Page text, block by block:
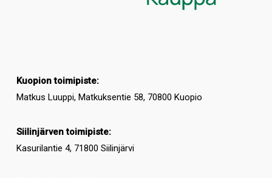
Kuopion toimipiste:
Matkus Luuppi, Matkuksentie 58, 70800 Kuopio
Siilinjärven toimipiste:
Kasurilantie 4, 71800 Siilinjärvi